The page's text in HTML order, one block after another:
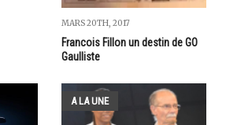
MARS 20TH, 2017
Francois Fillon un destin de GO
Gaulliste
A LA UNE